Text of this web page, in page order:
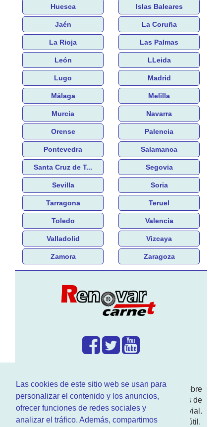
Las cookies de este sitio web se usan para
personalizar el contenido y los anuncios,
ofrecer funciones de redes sociales y
analizar el tráfico. Además, compartimos
Huesca Islas Baleares
Jaén La Coruña
La Rioja Las Palmas
León LLeida
Lugo Madrid
Málaga Melilla
Murcia Navarra
Orense Palencia
Pontevedra Salamanca
Santa Cruz de T... Segovia
Sevilla Soria
Tarragona Teruel
Toledo Valencia
Valladolid Vizcaya
Zamora Zaragoza
Enwww.RenovarCarnet.comTe contamos sobre
larenovación del permisode conducir, noticias de
actualidad motor y sobre todo seguridad vial.
Ademas tenemos todo tipo de información DGT útil.